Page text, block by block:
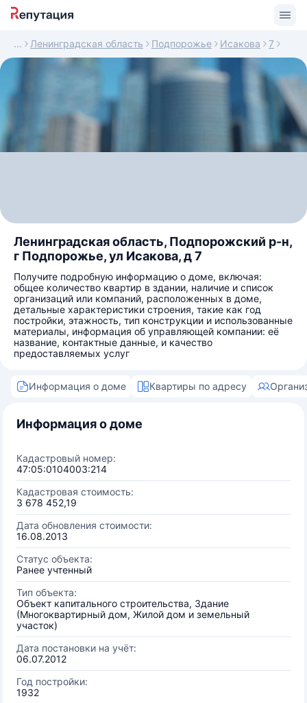
Ленинградская область Подпорожье Исакова 7
Ленинградская область, Подпорожский р-н,
г Подпорожье, ул Исакова, д 7
Получите подробную информацию о доме, включая:
общее количество квартир в здании, наличие и список
организаций или компаний, расположенных в доме,
детальные характеристики строения, такие как год
постройки, этажность, тип конструкции и использованные
материалы, информация об управляющей компании: её
название, контактные данные, и качество
предоставляемых услуг
Информация о доме Квартиры по адресу
Информация о доме
Кадастровый номер:
47:05:0104003:214
Кадастровая стоимость:
3 678 452,19
Дата обновления стоимости:
16.08.2013
Статус объекта:
Ранее учтенный
Тип объекта:
Объект капитального строительства, Здание
(Многоквартирный дом, Жилой дом и земельный
участок)
Дата постановки на учёт:
06.07.2012
Год постройки:
1932